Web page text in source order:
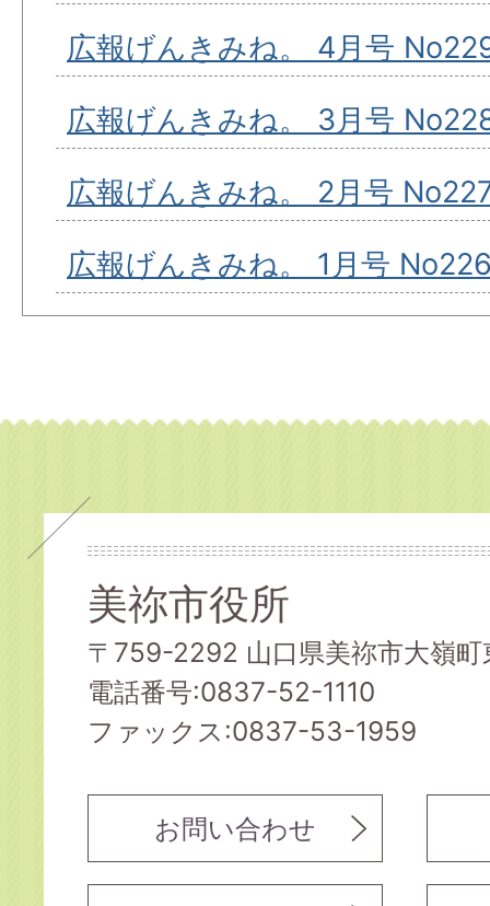
広報げんきみね。 4月号
広報げんきみね。 3月号
広報げんきみね。 2月号
広報げんきみね。 1月号
美祢市役所
〒759-2292 山口県美祢市大嶺
電話番号:0837-52-1110
ファックス:0837-53-1959
お問い合わせ